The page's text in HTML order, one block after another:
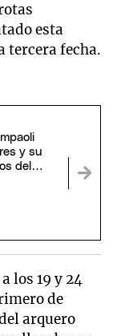
esta
tercera fecha.
y su
del
los 19 y 24
de
arquero